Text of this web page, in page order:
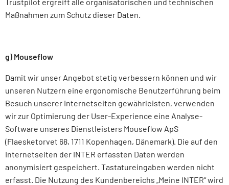
Maßnahmen zum Schutz dieser Daten.
g) Mouseflow
Damit wir unser Angebot stetig verbessern können und wir
unseren Nutzern eine ergonomische Benutzer­führung beim
Besuch unserer Internet­seiten gewähr­leisten, verwenden
wir zur Optimierung der User-Experience eine Analyse-
Software unseres Dienst­leisters Mouseflow ApS
(Flaesketorvet 68, 1711 Kopenhagen, Dänemark). Die auf den
Internetseiten der INTER erfassten Daten werden
anonymisiert gespeichert. Tastatureingaben werden nicht
erfasst. Die Nutzung des Kundenbereichs „Meine INTER“ wird